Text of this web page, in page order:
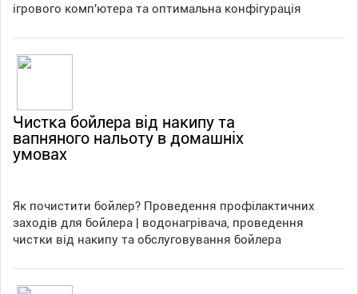
ігрового комп'ютера та оптимальна конфігурація
Чистка бойлера від накипу та
вапняного нальоту в домашніх
умовах
Як почистити бойлер? Проведення профілактичних
заходів для бойлера | водонагрівача, проведення
чистки від накипу та обслуговування бойлера